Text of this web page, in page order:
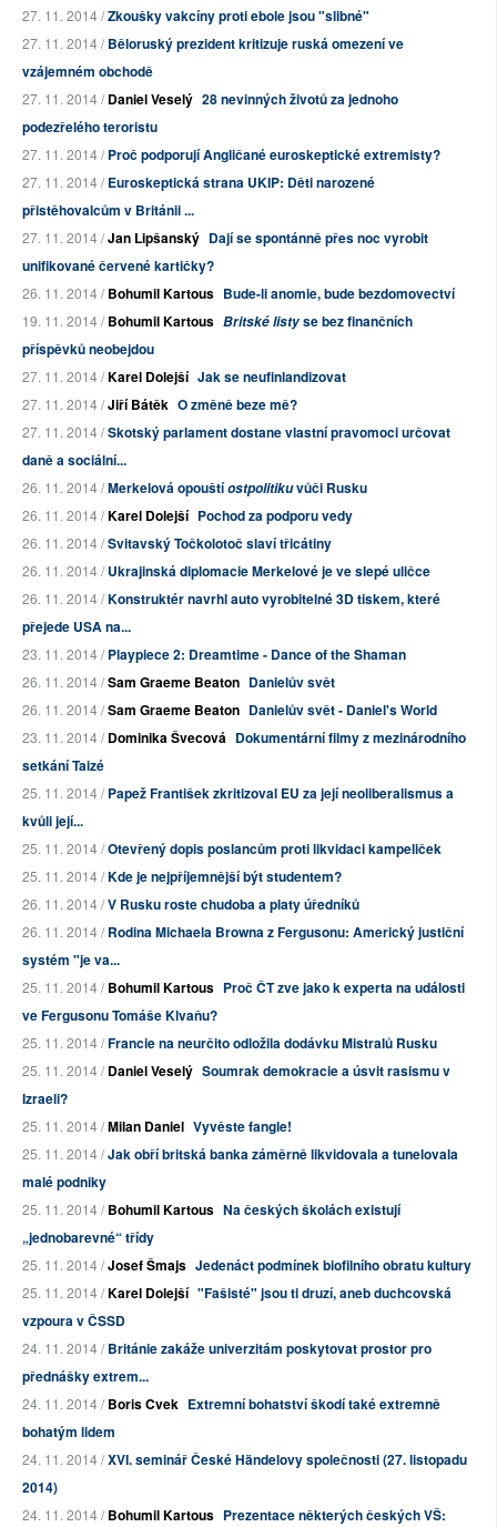
27. 11. 2014 /Zkoušky vakcíny proti ebole jsou "slibné"
27. 11. 2014 /Běloruský prezident kritizuje ruská omezení ve
vzájemném obchodě
27. 11. 2014 /Daniel Veselý 28 nevinných životů za jednoho
podezřelého teroristu
27. 11. 2014 /Proč podporují Angličané euroskeptické extremisty?
27. 11. 2014 /Euroskeptická strana UKIP: Děti narozené
přistěhovalcům v Británii ...
27. 11. 2014 /Jan Lipšanský Dají se spontánně přes noc vyrobit
unifikované červené kartičky?
26. 11. 2014 /Bohumil Kartous Bude-li anomie, bude bezdomovectví
19. 11. 2014 /Bohumil Kartous Britské listyse bez finančních
příspěvků neobejdou
27. 11. 2014 /Karel Dolejší Jak se neufinlandizovat
27. 11. 2014 /Jiří Bátěk O změně beze mě?
27. 11. 2014 /Skotský parlament dostane vlastní pravomoci určovat
daně a sociální...
26. 11. 2014 /Merkelová opouštíostpolitikuvůči Rusku
26. 11. 2014 /Karel Dolejší Pochod za podporu vedy
26. 11. 2014 /Svitavský Točkolotoč slaví třicátiny
26. 11. 2014 /Ukrajinská diplomacie Merkelové je ve slepé uličce
26. 11. 2014 /Konstruktér navrhl auto vyrobitelné 3D tiskem, které
přejede USA na...
23. 11. 2014 /Playpiece 2: Dreamtime - Dance of the Shaman
26. 11. 2014 /Sam Graeme Beaton Danielův svět
26. 11. 2014 /Sam Graeme Beaton Danielův svět - Daniel's World
23. 11. 2014 /Dominika Švecová Dokumentární filmy z mezinárodního
setkání Taizé
25. 11. 2014 /Papež František zkritizoval EU za její neoliberalismus a
kvůli její...
25. 11. 2014 /Otevřený dopis poslancům proti likvidaci kampeliček
25. 11. 2014 /Kde je nejpříjemnější být studentem?
26. 11. 2014 /V Rusku roste chudoba a platy úředníků
26. 11. 2014 /Rodina Michaela Browna z Fergusonu: Americký justiční
systém "je va...
25. 11. 2014 /Bohumil Kartous Proč ČT zve jako k experta na události
ve Fergusonu Tomáše Klvaňu?
25. 11. 2014 /Francie na neurčito odložila dodávku Mistralů Rusku
25. 11. 2014 /Daniel Veselý Soumrak demokracie a úsvit rasismu v
Izraeli?
25. 11. 2014 /Milan Daniel Vyvěste fangle!
25. 11. 2014 /Jak obří britská banka záměrně likvidovala a tunelovala
malé podniky
25. 11. 2014 /Bohumil Kartous Na českých školách existují
„jednobarevné“ třídy
25. 11. 2014 /Josef Šmajs Jedenáct podmínek biofilního obratu kultury
25. 11. 2014 /Karel Dolejší "Fašisté" jsou ti druzí, aneb duchcovská
vzpoura v ČSSD
24. 11. 2014 /Británie zakáže univerzitám poskytovat prostor pro
přednášky extrem...
24. 11. 2014 /Boris Cvek Extremní bohatství škodí také extremně
bohatým lidem
24. 11. 2014 /XVI. seminář České Händelovy společnosti (27. listopadu
2014)
24. 11. 2014 /Bohumil Kartous Prezentace některých českých VŠ: